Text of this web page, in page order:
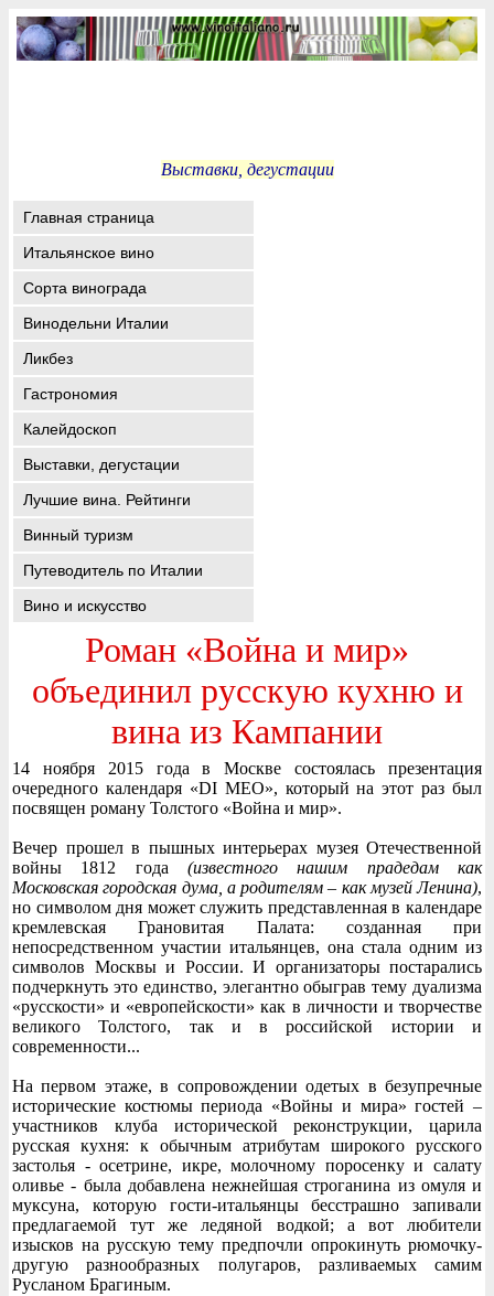
Выставки, дегустации
Главная страница
Итальянское вино
Сорта винограда
Винодельни Италии
Ликбез
Гастрономия
Калейдоскоп
Выставки, дегустации
Лучшие вина. Рейтинги
Винный туризм
Путеводитель по Италии
Вино и искусство
Роман «Война и мир»
объединил русскую кухню и
вина из Кампании
14 ноября 2015 года в Москве состоялась презентация
очередного календаря «DI MEO», который на этот раз был
посвящен роману Толстого «Война и мир».
Вечер прошел в пышных интерьерах музея Отечественной
войны 1812 года (известного нашим прадедам как
Московская городская дума, а родителям – как музей Ленина),
но символом дня может служить представленная в календаре
кремлевская Грановитая Палата: созданная при
непосредственном участии итальянцев, она стала одним из
символов Москвы и России. И организаторы постарались
подчеркнуть это единство, элегантно обыграв тему дуализма
«русскости» и «европейскости» как в личности и творчестве
великого Толстого, так и в российской истории и
современности...
На первом этаже, в сопровождении одетых в безупречные
исторические костюмы периода «Войны и мира» гостей –
участников клуба исторической реконструкции, царила
русская кухня: к обычным атрибутам широкого русского
застолья - осетрине, икре, молочному поросенку и салату
оливье - была добавлена нежнейшая строганина из омуля и
муксуна, которую гости-итальянцы бесстрашно запивали
предлагаемой тут же ледяной водкой; а вот любители
изысков на русскую тему предпочли опрокинуть рюмочку-
другую разнообразных полугаров, разливаемых самим
Русланом Брагиным.